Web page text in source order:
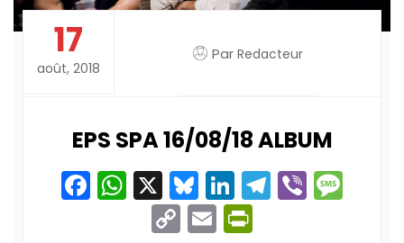
17
août, 2018
Par Redacteur
EPS SPA 16/08/18 ALBUM
Facebook
WhatsApp
X Bluesky
LinkedIn
Telegram
Viber
Copy
Email